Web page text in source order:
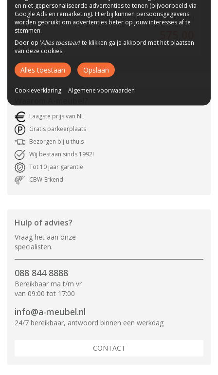
TV MEUBEL MIDDEN KAMPEN
Laagste prijs van NL
Gratis parkeerplaats
Bezorgen bij u thuis
Wij bestaan sinds 1992!
Tot 10 jaar garantie
CBW-Erkend
Hulp of advies?
Vraag het aan onze
specialisten.
088 844 8888
Bereikbaar ma t/m vr
van 09:00 tot 17:00
info@a-meubel.nl
24/7 bereikbaar, antwoord binnen een werkdag
CONTACT
en niet-gepersonaliseerde advertenties te tonen (bijvoorbeeld via
Google Ads en remarketing). Hierbij kunnen persoonsgegevens
worden gebruikt om advertenties beter op jouw interesses af te
stemmen.
Door op ‘Alles toestaan’ te klikken ga je akkoord met het plaatsen
van deze cookies.
Alles toestaan Opslaan
Cookieverklaring Algemene voorwaarden